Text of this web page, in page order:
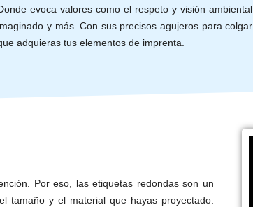
evoca valores como el respeto y visión
y más. Con sus precisos agujeros para
adquieras tus elementos de imprenta.
Por eso, las etiquetas redondas son un
tamaño y el material que hayas proyectado.